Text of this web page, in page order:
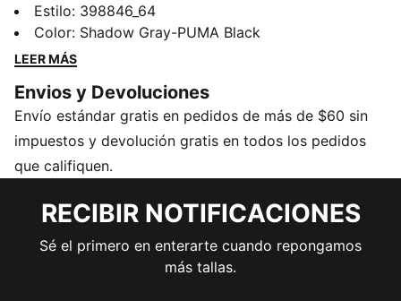
pistas: las Speedcat OG. Destacan entre la multitud
por su forma inspirada en los tenis de los corredores
de carreras y por sus líneas elegantes, de aspecto
calle y aduéñate de la tendencia del calzado de baja
altura con esta nueva versión del icónico modelo.
CARACTERÍSTICAS Y BENEFICIOS
IMEVA: Material PUMA diseñado para brindar una
sensación liviana y cómoda
Los productos de cuero PUMA respaldan la
fabricación responsable a través del Leather Working
Group: www.leatherworkinggroup.com
Estilo: 398846_64
Color: Shadow Gray-PUMA Black
LEER MÁS
Envios y Devoluciones
Envío estándar gratis en pedidos de más de $60 sin
impuestos y devolución gratis en todos los pedidos
que califiquen.
RECIBIR NOTIFICACIONES
Sé el primero en enterarte cuando repongamos
más tallas.